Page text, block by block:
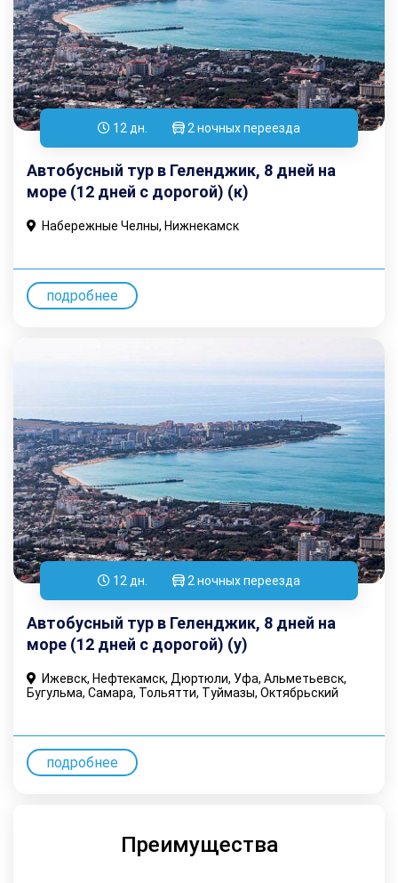
12 дн. 2 ночных переезда
Автобусный тур в Геленджик, 8 дней на
море (12 дней с дорогой) (к)
Набережные Челны, Нижнекамск
подробнее
12 дн. 2 ночных переезда
Автобусный тур в Геленджик, 8 дней на
море (12 дней с дорогой) (у)
Ижевск, Нефтекамск, Дюртюли, Уфа, Альметьевск,
Бугульма, Самара, Тольятти, Туймазы, Октябрьский
подробнее
Преимущества